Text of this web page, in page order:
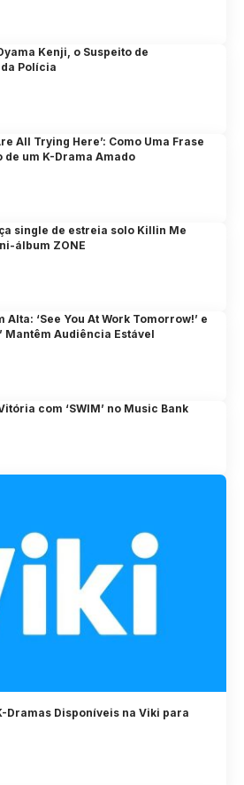
Kenji, o Suspeito de
Polícia
All Trying Here’: Como Uma Frase
de um K-Drama Amado
single de estreia solo Killin Me
álbum ZONE
‘See You At Work Tomorrow!’ e
Mantêm Audiência Estável
com ‘SWIM’ no Music Bank
Dramas Disponíveis na Viki para